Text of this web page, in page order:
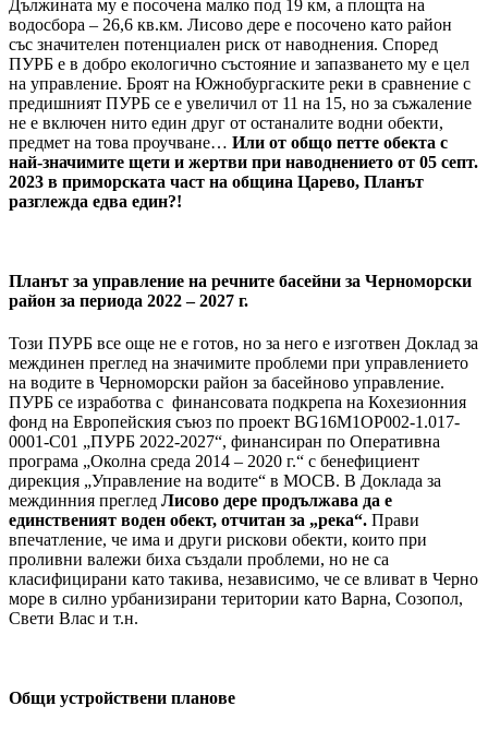
Дължината му е посочена малко под 19 км, а площта на
водосбора – 26,6 кв.км. Лисово дере е посочено като район
със значителен потенциален риск от наводнения. Според
ПУРБ е в добро екологично състояние и запазването му е цел
на управление. Броят на Южнобургаските реки в сравнение с
предишният ПУРБ се е увеличил от 11 на 15, но за съжаление
не е включен нито един друг от останалите водни обекти,
предмет на това проучване… Или от общо петте обекта с
най-значимите щети и жертви при наводнението от 05 септ.
2023 в приморската част на община Царево, Планът
разглежда едва един?!
Планът за управление на речните басейни за Черноморски
район за периода 2022 – 2027 г.
Този ПУРБ все още не е готов, но за него е изготвен Доклад за
междинен преглед на значимите проблеми при управлението
на водите в Черноморски район за басейново управление.
ПУРБ се изработва с финансовата подкрепа на Кохезионния
фонд на Европейския съюз по проект BG16M1OP002-1.017-
0001-C01 „ПУРБ 2022-2027“, финансиран по Оперативна
програма „Околна среда 2014 – 2020 г.“ с бенефициент
дирекция „Управление на водите“ в МОСВ. В Доклада за
междинния преглед Лисово дере продължава да е
единственият воден обект, отчитан за „река“. Прави
впечатление, че има и други рискови обекти, които при
проливни валежи биха създали проблеми, но не са
класифицирани като такива, независимо, че се вливат в Черно
море в силно урбанизирани територии като Варна, Созопол,
Свети Влас и т.н.
Общи устройствени планове